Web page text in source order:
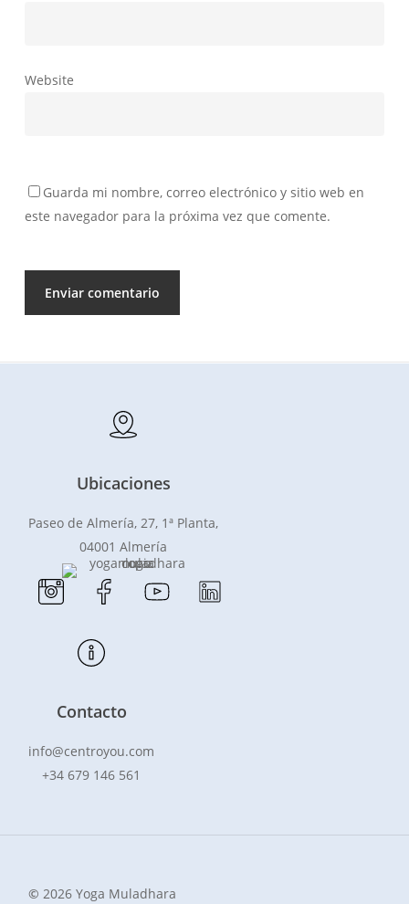
Website
Guarda mi nombre, correo electrónico y sitio web en
este navegador para la próxima vez que comente.
Ubicaciones
Paseo de Almería, 27, 1ª Planta,
04001 Almería
Contacto
info@centroyou.com
+34 679 146 561
©2026 Yoga Muladhara